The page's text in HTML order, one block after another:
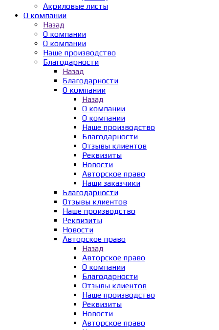
Акриловые листы
О компании
Назад
О компании
О компании
Наше производство
Благодарности
Назад
Благодарности
О компании
Назад
О компании
О компании
Наше производство
Благодарности
Отзывы клиентов
Реквизиты
Новости
Авторское право
Наши заказчики
Благодарности
Отзывы клиентов
Наше производство
Реквизиты
Новости
Авторское право
Назад
Авторское право
О компании
Благодарности
Отзывы клиентов
Наше производство
Реквизиты
Новости
Авторское право